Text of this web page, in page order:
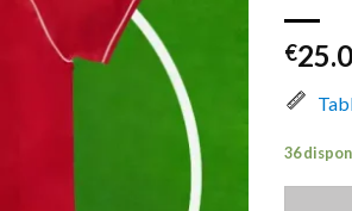
€
36